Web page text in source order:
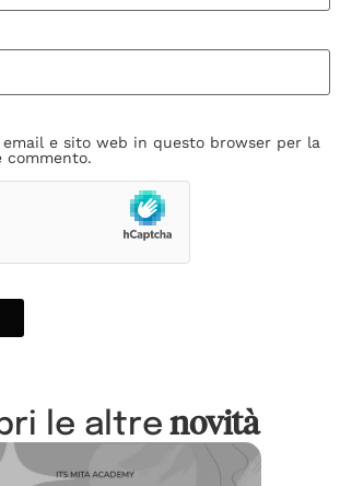
email e sito web in questo browser per la
commento.
le altre novità